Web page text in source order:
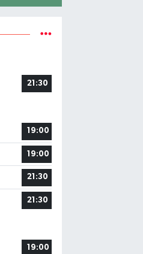
21:30
19:00
19:00
21:30
21:30
19:00